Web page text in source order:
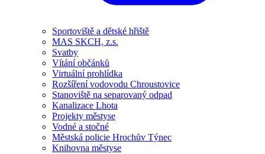
Sportoviště a dětské hřiště
MAS SKCH, z.s.
Svatby
Vítání občánků
Virtuální prohlídka
Rozšíření vodovodu Chroustovice
Stanoviště na separovaný odpad
Kanalizace Lhota
Projekty městyse
Vodné a stočné
Městská policie Hrochův Týnec
Knihovna městyse